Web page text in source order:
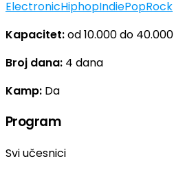
ElectronicHiphopIndiePopRock
Kapacitet:od 10.000 do 40.000
Broj dana: 4 dana
Kamp: Da
Program
Svi učesnici